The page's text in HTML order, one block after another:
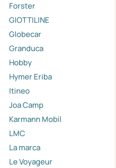
Forster
GIOTTILINE
Globecar
Granduca
Hobby
Hymer Eriba
Itineo
Joa Camp
Karmann Mobil
LMC
La marca
Le Voyageur